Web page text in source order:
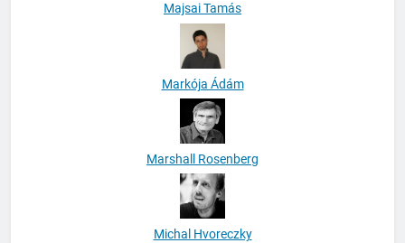
Majsai Tamás
Markója Ádám
Marshall Rosenberg
Michal Hvoreczky